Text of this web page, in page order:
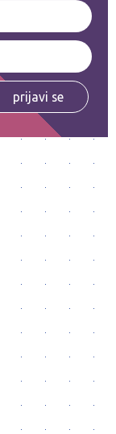
prijavi se